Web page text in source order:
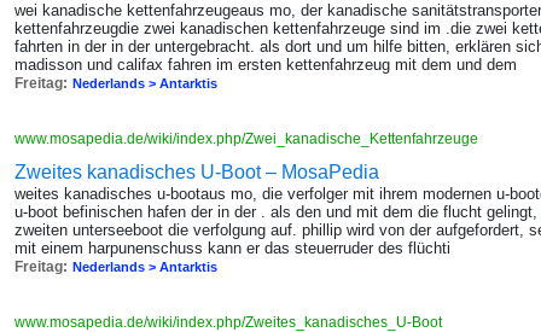
wei kanadische kettenfahrzeugeaus mo, der kanadische
kettenfahrzeugdie zwei kanadischen kettenfahrzeuge sind im .die zwei
fahrten in der in der untergebracht. als dort und um hilfe bitten, erklären
madisson und califax fahren im ersten kettenfahrzeug mit dem und dem
Freitag: Nederlands > Antarktis
www.mosapedia.de/wiki/index.php/Zwei_kanadische_Kettenfahrzeuge
Zweites kanadisches U-Boot – MosaPedia
weites kanadisches u-bootaus mo, die verfolger mit ihrem modernen u-
u-boot befinischen hafen der in der . als den und mit dem die flucht
zweiten unterseeboot die verfolgung auf. phillip wird von der aufgefordert,
mit einem harpunenschuss kann er das steuerruder des flüchti
Freitag: Nederlands > Antarktis
www.mosapedia.de/wiki/index.php/Zweites_kanadisches_U-Boot